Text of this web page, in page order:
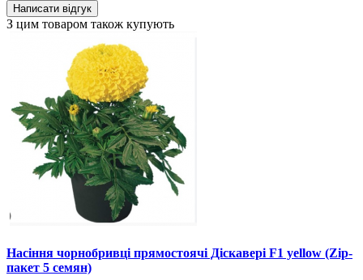
Написати відгук
З цим товаром також купують
Насіння чорнобривці прямостоячі Діскавері F1 yellow (Zip-
пакет 5 семян)